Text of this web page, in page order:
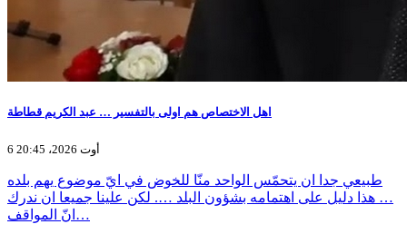
اهل الاختصاص هم اولى بالتفسير … عبد الكريم قطاطة
6 أوت 2026، 20:45
طبيعي جدا ان يتحمّس الواحد منّا للخوض في ايّ موضوع يهم بلده
… هذا دليل على اهتمامه بشؤون البلد …. لكن علينا جميعا ان ندرك
انّ المواقف…